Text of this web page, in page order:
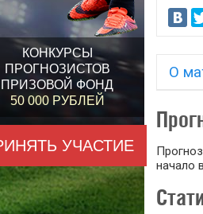
КОНКУРСЫ
ПРОГНОЗИСТОВ
ПРИЗОВОЙ ФОНД
50 000 РУБЛЕЙ
УЧАСТИЕ
О
начало